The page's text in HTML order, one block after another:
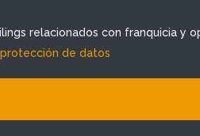
relacionados con franquicia y
de datos